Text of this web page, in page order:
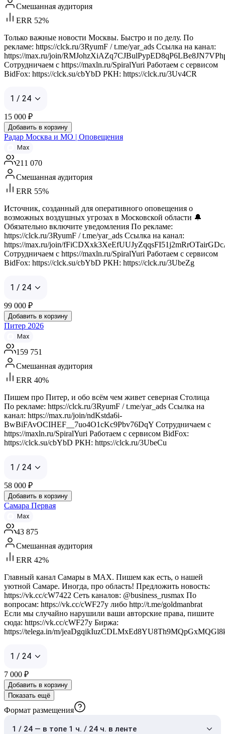
Смешанная аудитория
ERR 52%
Только важные новости Москвы. Быстро и по делу. По
рекламе: https://clck.ru/3RyumF / t.me/yar_ads Ссылка на канал:
https://max.ru/join/
Сотрудничаем с https://maxln.ru/SpiralYuri Работаем с сервисом
BidFox: https://clck.su/cbYbD РКН: https://clck.ru/3Uv4CR
1 / 24
15 000 ₽
Добавить в корзину
Радар Москва и МО | Оповещения
Max
211 070
Смешанная аудитория
ERR 55%
Источник, созданный для оперативного оповещения о
возможных воздушных угрозах в Московской области 🔔
Обязательно включите уведомления По рекламе:
https://clck.ru/3RyumF / t.me/yar_ads Ссылка на канал:
https://max.ru/join/
Сотрудничаем с https://maxln.ru/SpiralYuri Работаем с сервисом
BidFox: https://clck.su/cbYbD РКН: https://clck.ru/3UbeZg
1 / 24
99 000 ₽
Добавить в корзину
Питер 2026
Max
159 751
Смешанная аудитория
ERR 40%
Пишем про Питер, и обо всём чем живет северная Столица
По рекламе: https://clck.ru/3RyumF / t.me/yar_ads Ссылка на
канал: https://max.ru/join/ndKstda6i-
BwBiFAvOCIHEF__7uo4O1cKc9Pbv76DqY Сотрудничаем с
https://maxln.ru/SpiralYuri Работаем с сервисом BidFox:
https://clck.su/cbYbD РКН: https://clck.ru/3UbeCu
1 / 24
58 000 ₽
Добавить в корзину
Самара Первая
Max
43 875
Смешанная аудитория
ERR 42%
Главный канал Самары в MAX. Пишем как есть, о нашей
уютной Самаре. Иногда, про область! Предложить новость:
https://vk.cc/cW7422 Сеть каналов: @business_rusmax По
вопросам: https://vk.cc/cWF27y либо http://t.me/goldmanbrat
Если мы случайно нарушили ваши авторские права, пишите
сюда: https://vk.cc/cWF27y Биржа:
https://telega.in/m/
1 / 24
7 000 ₽
Добавить в корзину
Показать ещё
Формат размещения
1 / 24 — в топе 1 ч. / 24 ч. в ленте